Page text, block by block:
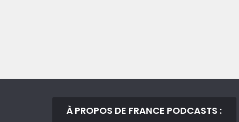
À PROPOS DE FRANCE PODCASTS :